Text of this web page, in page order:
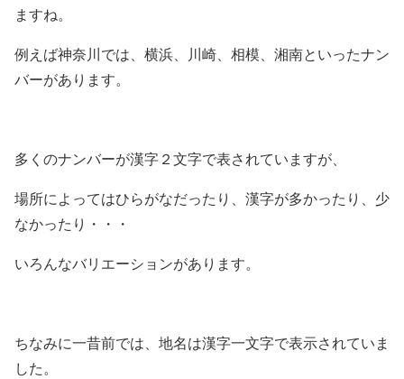
ますね。
例えば神奈川では、横浜、川崎、相模、湘南といったナン
バーがあります。
多くのナンバーが漢字２文字で表されていますが、
場所によってはひらがなだったり、漢字が多かったり、少
なかったり・・・
いろんなバリエーションがあります。
ちなみに一昔前では、地名は漢字一文字で表示されていま
した。